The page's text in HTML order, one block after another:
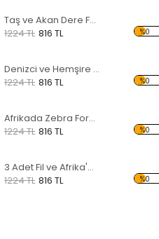
Taş ve Akan Dere Forex Tablo
1224 TL 816 TL %0
Denizci ve Hemşire Forex Tablo
1224 TL 816 TL %0
Afrikada Zebra Forex Tablo
1224 TL 816 TL %0
3 Adet Fil ve Afrika'da Gün Batımı Forex Tablo
1224 TL 816 TL %0